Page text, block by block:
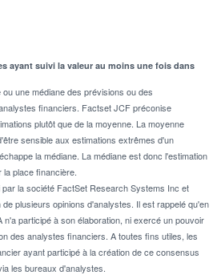
ayant suivi la valeur au moins une fois dans
une médiane des prévisions ou des
financiers. Factset JCF préconise
plutôt que de la moyenne. La moyenne
sensible aux estimations extrêmes d'un
la médiane. La médiane est donc l'estimation
la place financière.
la société FactSet Research Systems Inc et
plusieurs opinions d'analystes. Il est rappelé qu'en
participé à son élaboration, ni exercé un pouvoir
des analystes financiers. A toutes fins utiles, les
ayant participé à la création de ce consensus
les bureaux d'analystes.